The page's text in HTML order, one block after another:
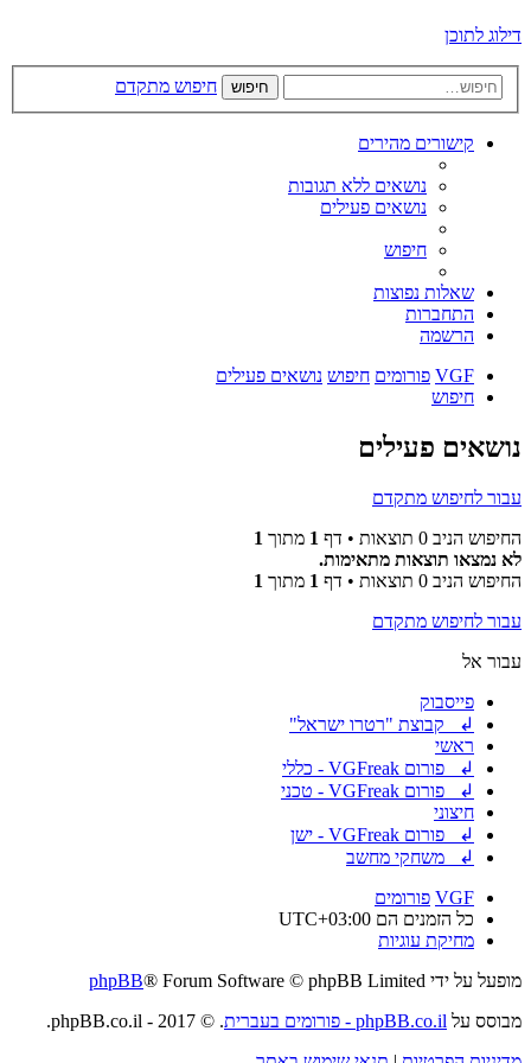
דילוג לתוכן
חיפוש חיפוש מתקדם
קישורים מהירים
נושאים ללא תגובות
נושאים פעילים
חיפוש
שאלות נפוצות
התחברות
הרשמה
VGF פורומים חיפוש נושאים פעילים
חיפוש
נושאים פעילים
עבור לחיפוש מתקדם
החיפוש הניב 0 תוצאות • דף
1 מתוך 1
לא נמצאו תוצאות מתאימות.
החיפוש הניב 0 תוצאות • דף
1 מתוך 1
עבור לחיפוש מתקדם
עבור אל
פייסבוק
↲ קבוצת "רטרו ישראל"
ראשי
↲ פורום VGFreak - כללי
↲ פורום VGFreak - טכני
חיצוני
↲ פורום VGFreak - ישן
↲ משחקי מחשב
VGF פורומים
כל הזמנים הם UTC+03:00
מחיקת עוגיות
מופעל על ידי
phpBB® Forum Software © phpBB Limited
מבוסס על phpBB.co.il - פורומים בעברית
. © 2017 - phpBB.co.il.